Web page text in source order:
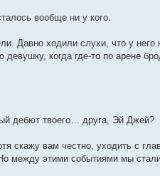
вообще ни у кого.
Давно ходили слухи, что у него
когда где-то по арене
дебют твоего… друга, Эй Джей?
вам честно, уходить с
между этими событиями мы